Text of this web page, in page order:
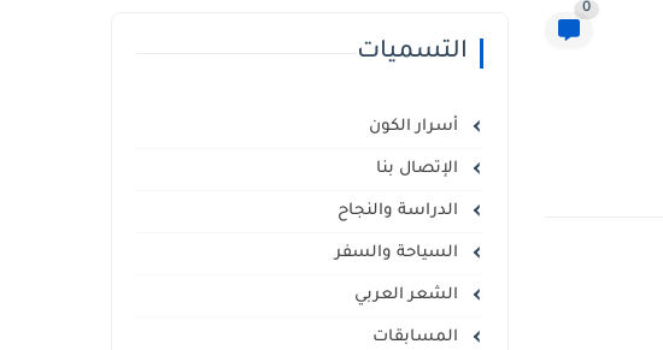
0
التسميات
أسرار الكون
الإتصال بنا
الدراسة والنجاح
السياحة والسفر
الشعر العربي
المسابقات